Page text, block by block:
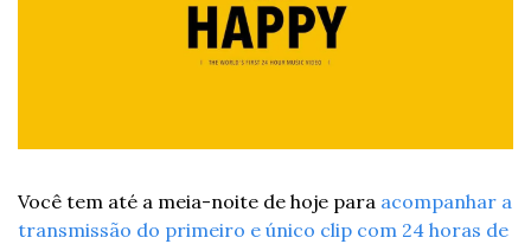
Você tem até a meia-noite de hoje para acompanhar a
transmissão do primeiro e único clip com 24 horas de